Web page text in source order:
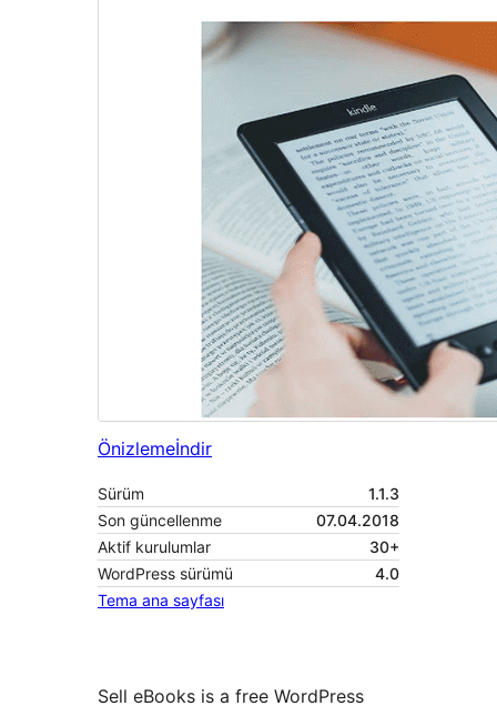
Önizlemeİndir
Sürüm
1.1.3
Son güncellenme
07.04.2018
Aktif kurulumlar
30+
WordPress sürümü
4.0
Tema ana sayfası
Sell eBooks is a free WordPress